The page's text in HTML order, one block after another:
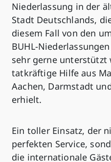
Niederlassung in der
Stadt Deutschlands,
diesem Fall von den
BUHL-
sehr gerne unterstützt
tatkräftige Hilfe aus
Aachen, Darmstadt
erhielt.
Ein toller Einsatz, der
perfekten Service,
die internationale